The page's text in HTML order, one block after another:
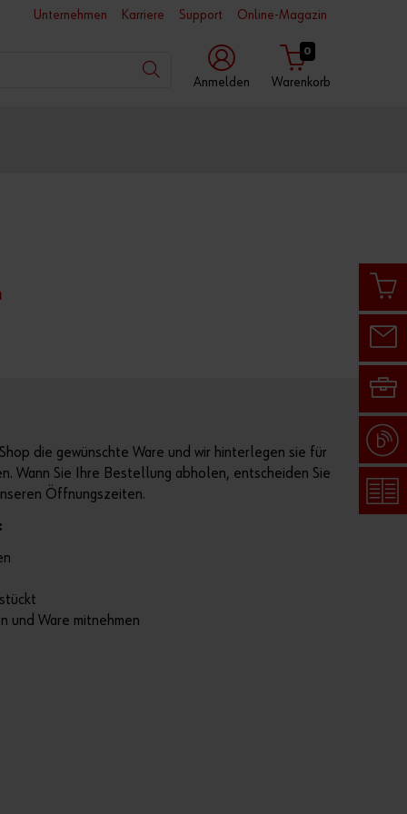
Unternehmen Karriere Support Online-Magazin
Anmelden
0
Warenkorb
die gewünschte Ware und wir hinterlegen sie für
Wann Sie Ihre Bestellung abholen, entscheiden Sie
Öffnungszeiten.
und Ware mitnehmen